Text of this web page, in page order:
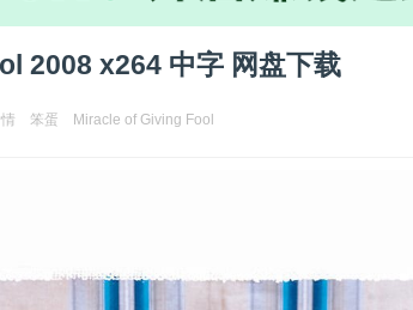
2008 x264 中字 网盘下载
笨蛋 Miracle of Giving Fool